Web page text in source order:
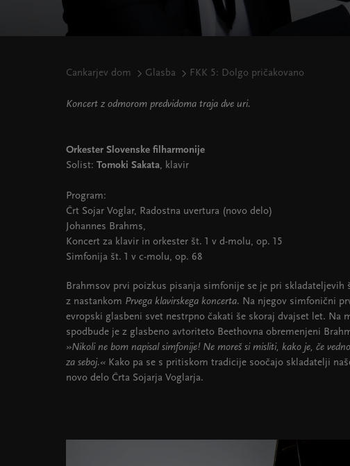
Cankarjev dom Glasba FKK 5: Dolgo pričakovano
Koncert z odmorom predvidoma traja dve uri.
Orkester Slovenske filharmonije
Solist: Tomoki Sakata, klavir
Program:
Črt Sojar Voglar, Radostna uvertura (novo delo)
Johannes Brahms,
Koncert za klavir in orkester št. 1 v d-molu, op. 15
Simfonija št. 1 v c-molu, op. 68
Brahmsov prvi poizkus pisanja simfonije se je pri skladateljevih
z nastankom Prvega klavirskega koncerta. Na njegov simfonični
evropski glasbeni svet nestrpno čakati še skoraj dvajset let. Na
spodbude je z glasbeno avtoriteto Beethovna obremenjeni
»Nikoli ne bom napisal simfonije! Ne moreš si misliti, kako je, če
za seboj.« Kako pa se s pritiskom tradicije soočajo skladatelji
novo delo Črta Sojarja Voglarja.